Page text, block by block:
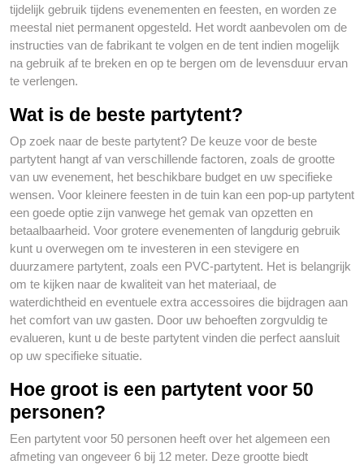
tijdelijk gebruik tijdens evenementen en feesten, en worden ze
meestal niet permanent opgesteld. Het wordt aanbevolen om de
instructies van de fabrikant te volgen en de tent indien mogelijk
na gebruik af te breken en op te bergen om de levensduur ervan
te verlengen.
Wat is de beste partytent?
Op zoek naar de beste partytent? De keuze voor de beste
partytent hangt af van verschillende factoren, zoals de grootte
van uw evenement, het beschikbare budget en uw specifieke
wensen. Voor kleinere feesten in de tuin kan een pop-up partytent
een goede optie zijn vanwege het gemak van opzetten en
betaalbaarheid. Voor grotere evenementen of langdurig gebruik
kunt u overwegen om te investeren in een stevigere en
duurzamere partytent, zoals een PVC-partytent. Het is belangrijk
om te kijken naar de kwaliteit van het materiaal, de
waterdichtheid en eventuele extra accessoires die bijdragen aan
het comfort van uw gasten. Door uw behoeften zorgvuldig te
evalueren, kunt u de beste partytent vinden die perfect aansluit
op uw specifieke situatie.
Hoe groot is een partytent voor 50
personen?
Een partytent voor 50 personen heeft over het algemeen een
afmeting van ongeveer 6 bij 12 meter. Deze grootte biedt